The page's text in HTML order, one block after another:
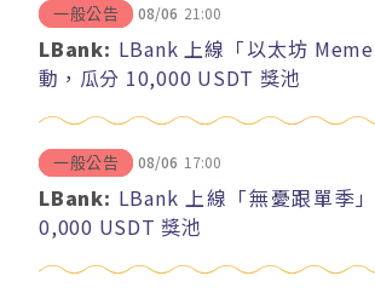
一般公告 08/06 21:00
LBank: LBank 上線「以太坊
動，瓜分 10,000 USDT 獎池
一般公告 08/06 17:00
LBank: LBank 上線「無憂跟單季
0,000 USDT 獎池